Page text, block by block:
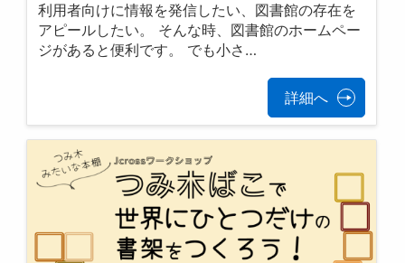
利用者向けに情報を発信したい、図書館の存在を
アピールしたい。 そんな時、図書館のホームペー
ジがあると便利です。 でも小さ…
詳細へ